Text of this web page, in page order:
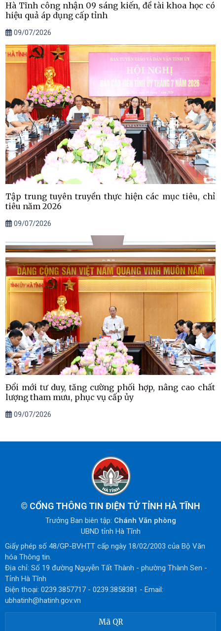
Hà Tĩnh công nhận 09 sáng kiến, đề tài khoa học có
hiệu quả áp dụng cấp tỉnh
09/07/2026
Tập trung tuyên truyền thực hiện các mục tiêu, chỉ
tiêu năm 2026
09/07/2026
Đổi mới tư duy, tăng cường phối hợp, nâng cao chất
lượng tham mưu, phục vụ cấp ủy
09/07/2026
© CỔNG THÔNG TIN ĐIỆN TỬ TỈNH HÀ TĨNH
Trưởng Ban biên tập: Chánh Văn phòng
UBND tỉnh Hà Tĩnh
Giấy phép số 48/GP-BVHTT cấp ngày 18/02/2003 của Bộ Văn
hóa Thông tin.
Địa chỉ: Số 19 đường Nguyễn Tất Thành - phường Thành Sen -
Tỉnh Hà Tĩnh
Điện thoại: 0239.3857717 - 0239.3858381 - Email:
ubhatinh@hatinh.gov.vn
Mã QR